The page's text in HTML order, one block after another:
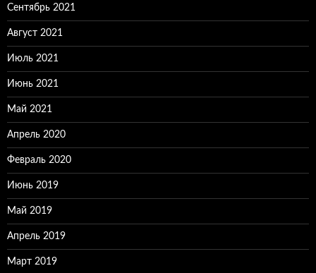
Сентябрь 2021
Август 2021
Июль 2021
Июнь 2021
Май 2021
Апрель 2020
Февраль 2020
Июнь 2019
Май 2019
Апрель 2019
Март 2019